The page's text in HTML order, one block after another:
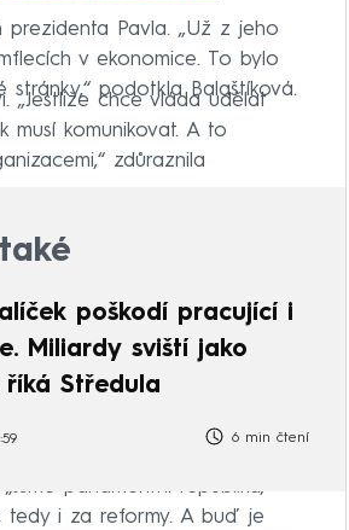
Pavla. „Už z jeho
v ekonomice. To bylo
podotkla Balaštíková.
„Jestliže chce vláda udělat
musí komunikovat. A to
zdůraznila
poškodí pracující i
Miliardy sviští jako
říká Středula
6 min čtení
parlamentní republika,
tedy i za reformy. A buď je